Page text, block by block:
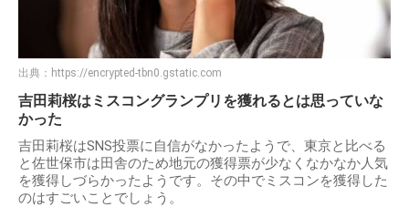
出典： https://encrypted-tbn0.gstatic.com
吉田莉桜はミスコングランプリを獲れるとは思っていな
かった
吉田莉桜はSNS投票に自信がなかったようで、東京と比べる
と佐世保市は田舎のため地元の獲得票が少なくなかなか人気
を獲得しづらかったようです。その中でミスコンを獲得した
のはすごいことでしょう。